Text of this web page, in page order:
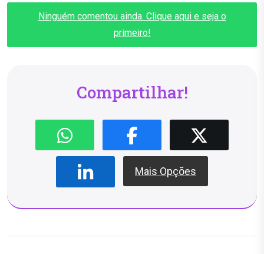
Ninguém comentou ainda. Clique aqui e seja o
primeiro!
Compartilhar!
Mais Opções